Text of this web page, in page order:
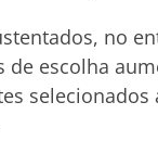
no
escolha